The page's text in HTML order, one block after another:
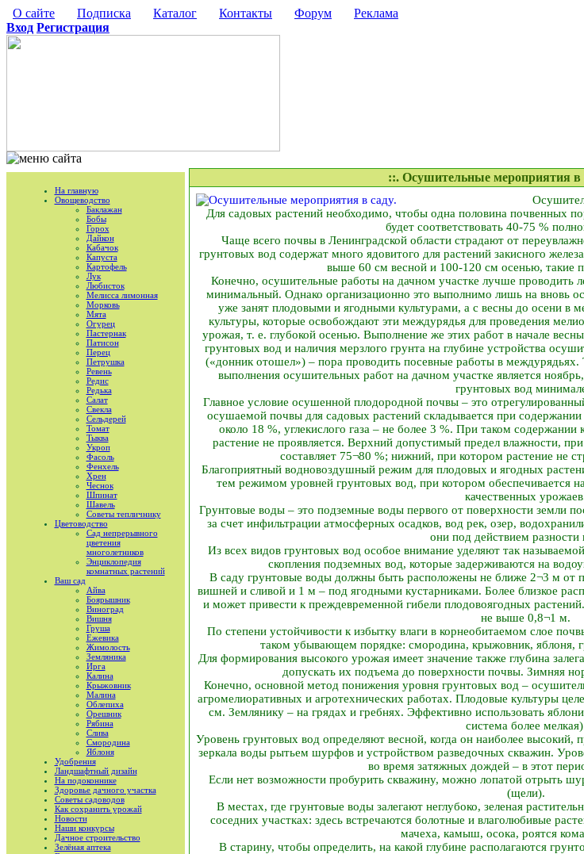
О сайте Подписка Каталог Контакты Форум
Реклама
Вход Регистрация
На главную
Овощеводство
Баклажан
Бобы
Горох
Дайкон
Кабачок
Капуста
Картофель
Лук
Любисток
Мелисса лимонная
Морковь
Мята
Огурец
Пастернак
Патисон
Перец
Петрушка
Ревень
Редис
Редька
Салат
Свекла
Сельдерей
Томат
Тыква
Укроп
Фасоль
Фенхель
Хрен
Чеснок
Шпинат
Шавель
Советы тепличнику
Цветоводство
Сад непрерывного
цветения
многолетников
Энциклопедия
комнатных растений
Ваш сад
Айва
Боярышник
Виноград
Вишня
Груша
Ежевика
Жимолость
Земляника
Ирга
Калина
Крыжовник
Малина
Облепиха
Орешник
Рябина
Слива
Смородина
Яблоня
Удобрения
Ландшафтный дизайн
На подоконнике
Здоровье дачного участка
Советы садоводов
Как сохранить урожай
Новости
Наши конкурсы
Дачное строительство
Зелёная аптека
::. Осушительные мероприятия в
Для садовых растений необходимо, чтобы одна половина почвенных
будет соответствовать 40-75 %
Чаще всего почвы в Ленинградской области страдают от
грунтовых вод содержат много ядовитого для растений закисного
выше 60 см весной и 100-120 см осенью, такие
Конечно, осушительные работы на дачном участке лучше проводить
минимальный. Однако организационно это выполнимо лишь на вновь
уже занят плодовыми и ягодными культурами, а с весны до осени
культуры, которые освобождают эти междурядья для проведения
урожая, т. е. глубокой осенью. Выполнение же этих работ в начале
грунтовых вод и наличия мерзлого грунта на глубине устройства
(«донник отошел») – пора проводить посевные работы в
выполнения осушительных работ на дачном участке является
грунтовых вод
Главное условие осушенной плодородной почвы – это
осушаемой почвы для садовых растений складывается при
около 18 %, углекислого газа – не более 3 %. При таком содержании
растение не проявляется. Верхний допустимый предел влажности,
составляет 75¬80 %; нижний, при котором растение не
Благоприятный водно­воздушный режим для плодовых и ягодных
тем режимом уровней грунтовых вод, при котором обеспечивается
качественных
Грунтовые воды – это подземные воды первого от поверхности земли
за счет инфильтрации атмосферных осадков, вод рек, озер,
они под действием разности
Из всех видов грунтовых вод особое внимание уделяют так
скопления подземных вод, которые задерживаются на
В саду грунтовые воды должны быть расположены не ближе 2¬3 м от
вишней и сливой и 1 м – под ягодными кустарниками. Более близкое
и может привести к преждевременной гибели плодово­ягодных
не выше 0,8¬1 м.
По степени устойчивости к избытку влаги в корнеобитаемом слое
таком убывающем порядке: смородина, крыжовник, яблоня,
Для формирования высокого урожая имеет значение также глубина
допускать их подъема до поверхности почвы. Зимняя
Конечно, основной метод понижения уровня грунтовых вод –
агромелиоративных и агротехнических работах. Плодовые культуры
см. Землянику – на грядах и гребнях. Эффективно использовать
система более
Уровень грунтовых вод определяют весной, когда он наиболее высокий,
зеркала воды рытьем шурфов и устройством разведочных скважин.
во время затяжных дождей – в этот
Если нет возможности пробурить скважину, можно лопатой отрыть
(щели).
В местах, где грунтовые воды залегают неглубоко, зеленая
соседних участках: здесь встречаются болотные и влаголюбивые
мачеха, камыш, осока, роятся
В старину, чтобы определить, на какой глубине располагаются